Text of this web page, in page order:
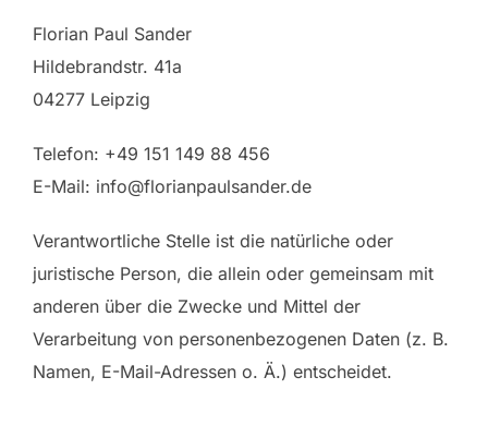
Florian Paul Sander
Hildebrandstr. 41a
04277 Leipzig
Telefon: +49 151 149 88 456
E-Mail: info@florianpaulsander.de
Verantwortliche Stelle ist die natürliche oder
juristische Person, die allein oder gemeinsam mit
anderen über die Zwecke und Mittel der
Verarbeitung von personenbezogenen Daten (z. B.
Namen, E-Mail-Adressen o. Ä.) entscheidet.